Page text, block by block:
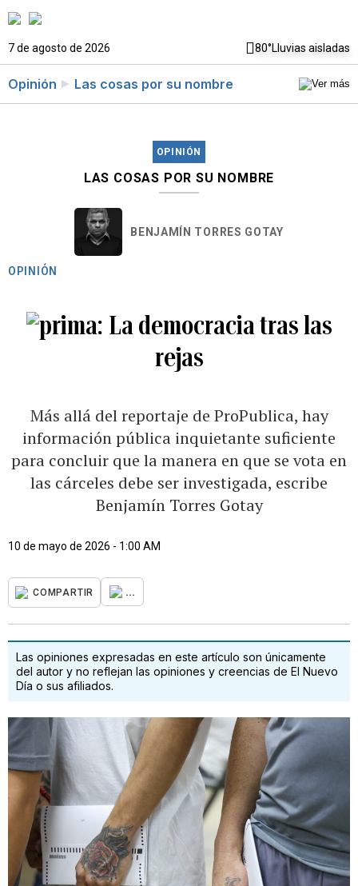
7 de agosto de 2026 80°Lluvias aisladas
Opinión Las cosas por su nombre
OPINIÓN
LAS COSAS POR SU NOMBRE
BENJAMÍN TORRES GOTAY
OPINIÓN
La democracia tras las
rejas
Más allá del reportaje de ProPublica, hay
información pública inquietante suficiente
para concluir que la manera en que se vota en
las cárceles debe ser investigada, escribe
Benjamín Torres Gotay
10 de mayo de 2026 - 1:00 AM
COMPARTIR ...
Las opiniones expresadas en este artículo son únicamente
del autor y no reflejan las opiniones y creencias de El Nuevo
Día o sus afiliados.